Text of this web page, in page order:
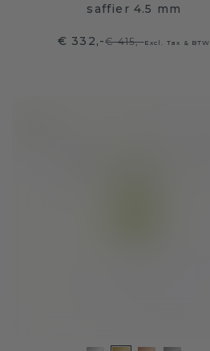
saffier 4.5 mm
€ 332,-€ 415,-Excl. Tax & BTW